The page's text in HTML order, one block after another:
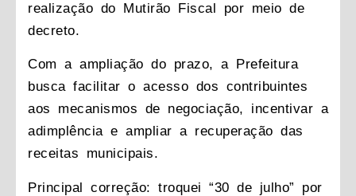
realização do Mutirão Fiscal por meio de
decreto.
Com a ampliação do prazo, a Prefeitura
busca facilitar o acesso dos contribuintes
aos mecanismos de negociação, incentivar a
adimplência e ampliar a recuperação das
receitas municipais.
Principal correção: troquei “30 de julho” por